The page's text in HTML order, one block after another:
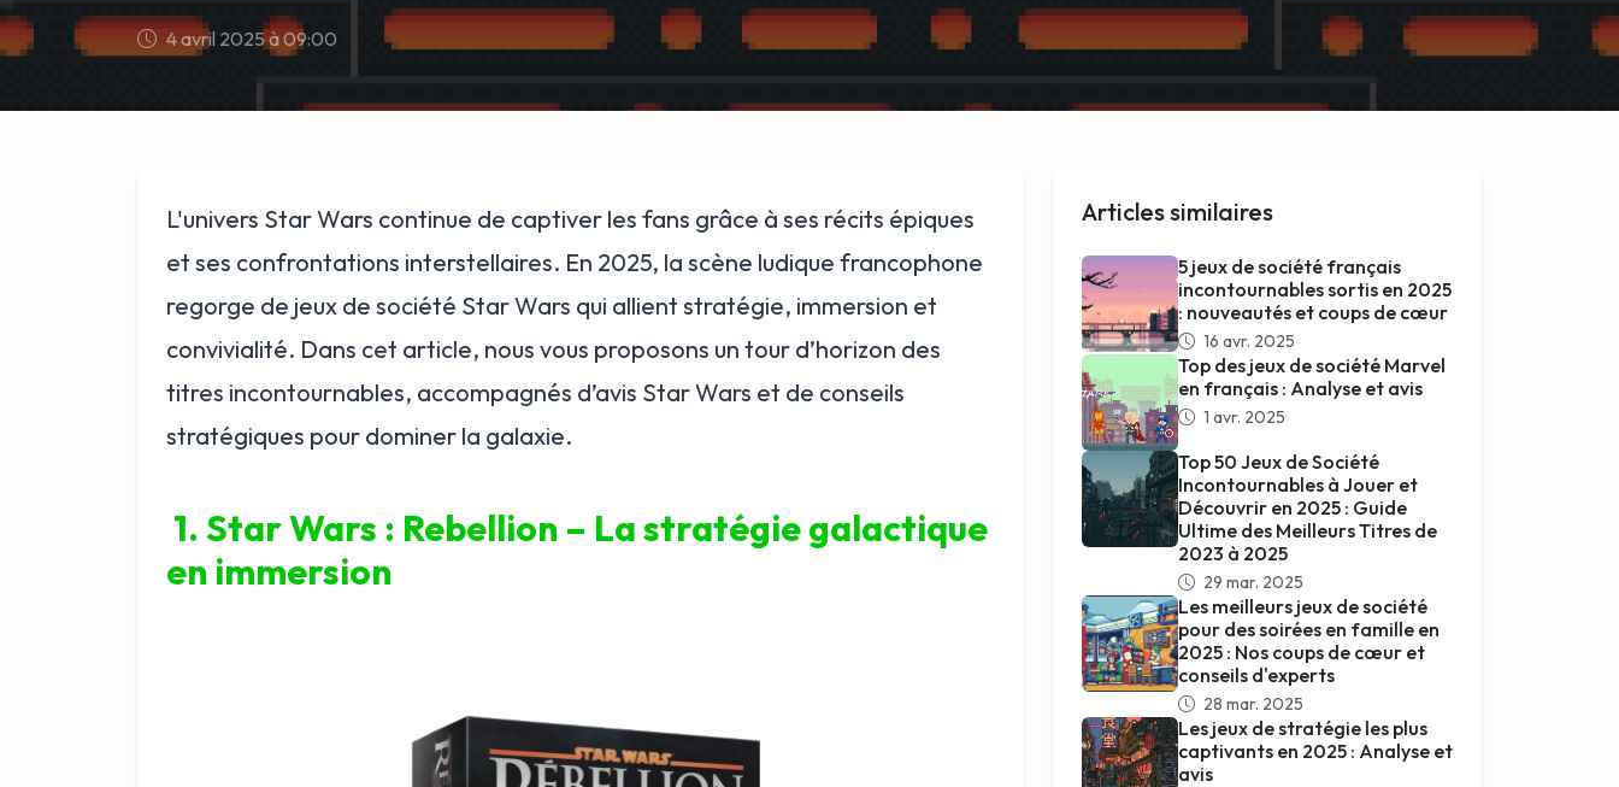
4 avril 2025 à 09:00
L'univers Star Wars continue de captiver les fans grâce à ses récits épiques
et ses confrontations interstellaires. En 2025, la scène ludique francophone
regorge de jeux de société Star Wars qui allient stratégie, immersion et
convivialité. Dans cet article, nous vous proposons un tour d’horizon des
titres incontournables, accompagnés d’avis Star Wars et de conseils
stratégiques pour dominer la galaxie.
1. Star Wars : Rebellion – La stratégie galactique
en immersion
Articles similaires
5 jeux de société français
incontournables sortis en 2025
: nouveautés et coups de cœur
16 avr. 2025
Top des jeux de société Marvel
en français : Analyse et avis
1 avr. 2025
Top 50 Jeux de Société
Incontournables à Jouer et
Découvrir en 2025 : Guide
Ultime des Meilleurs Titres de
2023 à 2025
29 mar. 2025
Les meilleurs jeux de société
pour des soirées en famille en
2025 : Nos coups de cœur et
conseils d'experts
28 mar. 2025
Les jeux de stratégie les plus
captivants en 2025 : Analyse et
avis